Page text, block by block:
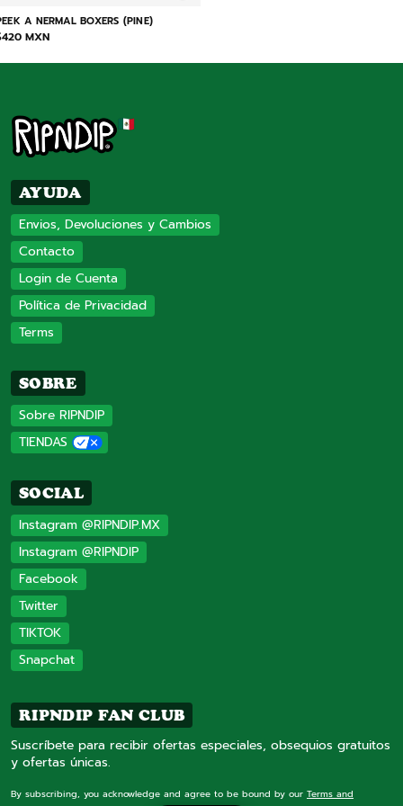
A NERMAL BOXERS (PINE)
MXN
AYUDA
Envios, Devoluciones y Cambios
Contacto
Login de Cuenta
Política de Privacidad
Terms
SOBRE
Sobre RIPNDIP
TIENDAS
SOCIAL
Instagram @RIPNDIP.MX
Instagram @RIPNDIP
Facebook
Twitter
TIKTOK
Snapchat
RIPNDIP FAN CLUB
Suscríbete para recibir ofertas especiales, obsequios gratuitos
y ofertas únicas.
By subscribing, you acknowledge and agree to be bound by our Terms and